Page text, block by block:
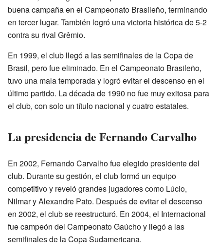
buena campaña en el Campeonato Brasileño, terminando
en tercer lugar. También logró una victoria histórica de 5-2
contra su rival Grêmio.
En 1999, el club llegó a las semifinales de la Copa de
Brasil, pero fue eliminado. En el Campeonato Brasileño,
tuvo una mala temporada y logró evitar el descenso en el
último partido. La década de 1990 no fue muy exitosa para
el club, con solo un título nacional y cuatro estatales.
La presidencia de Fernando Carvalho
En 2002, Fernando Carvalho fue elegido presidente del
club. Durante su gestión, el club formó un equipo
competitivo y reveló grandes jugadores como Lúcio,
Nilmar y Alexandre Pato. Después de evitar el descenso
en 2002, el club se reestructuró. En 2004, el Internacional
fue campeón del Campeonato Gaúcho y llegó a las
semifinales de la Copa Sudamericana.